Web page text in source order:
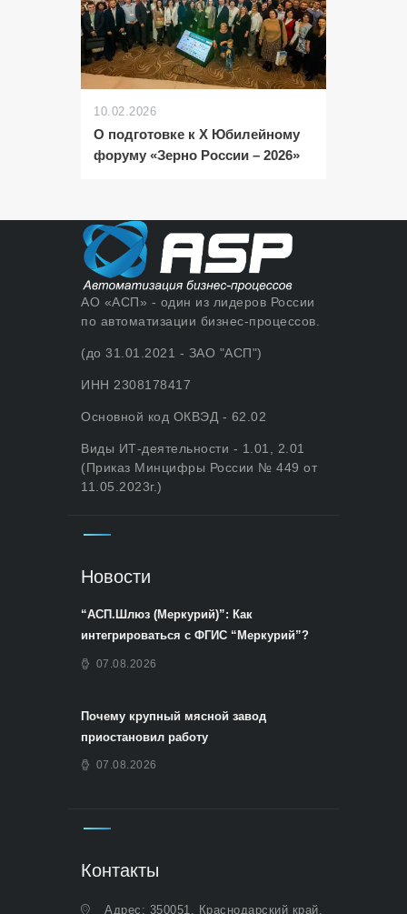
10.02.2026
О подготовке к X Юбилейному
форуму «Зерно России – 2026»
АО «АСП» - один из лидеров России
по автоматизации бизнес-процессов.
(до 31.01.2021 - ЗАО "АСП")
ИНН 2308178417
Основной код ОКВЭД - 62.02
Виды ИТ-деятельности - 1.01, 2.01
(Приказ Минцифры России № 449 от
11.05.2023г.)
Новости
“АСП.Шлюз (Меркурий)”: Как
интегрироваться с ФГИС “Меркурий”?
07.08.2026
Почему крупный мясной завод
приостановил работу
07.08.2026
Контакты
Адрес: 350051, Краснодарский край,